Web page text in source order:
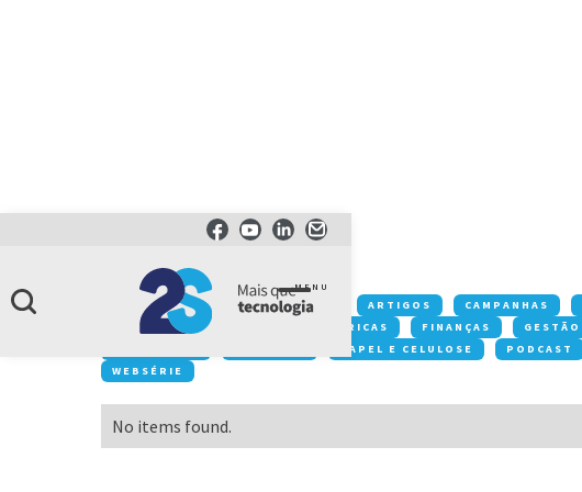
MENU
2022
Conteúdos: ACONTECE NA 2S ARTIGOS CAMPANHAS
DESTAQUE
FÁBRICAS FINANÇAS GESTÃO
PAPEL E CELULOSE PODCAST
WEBSÉRIE
No items found.